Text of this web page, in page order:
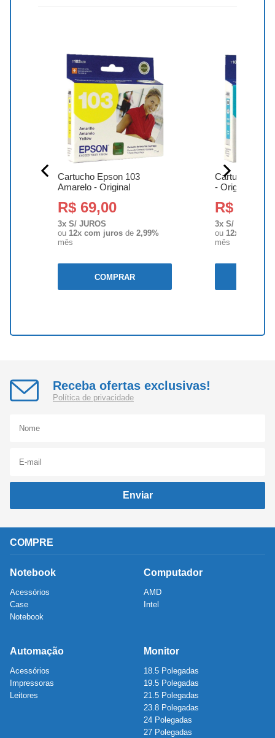
Cartucho Epson 103
Amarelo - Original
R$ 69,00
3x S/ JUROS
ou 12x com juros de 2,99%
mês
COMPRAR
Cartucho
- Original
R$ 69,00
3x S/ JUROS
ou 12x com
mês
Receba ofertas exclusivas!
Política de privacidade
Enviar
COMPRE
Notebook
Acessórios
Case
Notebook
Computador
AMD
Intel
Automação
Acessórios
Impressoras
Leitores
Monitor
18.5 Polegadas
19.5 Polegadas
21.5 Polegadas
23.8 Polegadas
24 Polegadas
27 Polegadas